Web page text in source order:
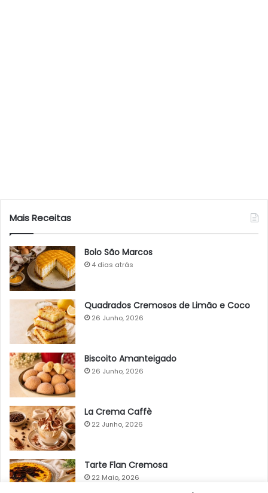
Mais Receitas
Bolo São Marcos
4 dias atrás
Quadrados Cremosos de Limão e Coco
26 Junho, 2026
Biscoito Amanteigado
26 Junho, 2026
La Crema Caffè
22 Junho, 2026
Tarte Flan Cremosa
22 Maio, 2026